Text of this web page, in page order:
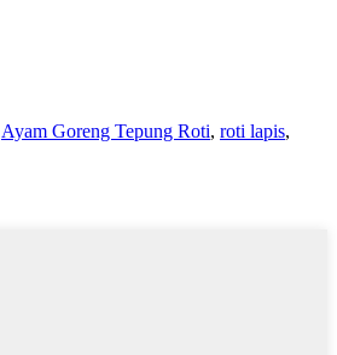
Ayam Goreng Tepung Roti, roti lapis,